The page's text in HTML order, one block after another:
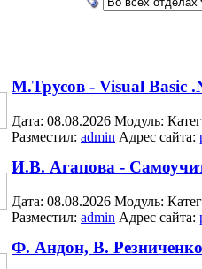
М.Трусов - Visual Basic
Дата: 08.08.2026 Модуль:
Разместил: admin Адрес сайта:
И.В. Агапова -
Дата: 08.08.2026 Модуль:
Разместил: admin Адрес сайта:
Ф. Андон, В.